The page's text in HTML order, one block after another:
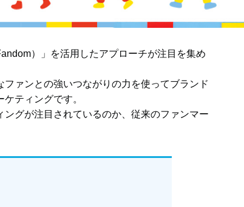
）」を活用したアプローチが注目を集め
ァンとの強いつながりの力を使ってブランド
ティングです。
グが注目されているのか、従来のファンマー